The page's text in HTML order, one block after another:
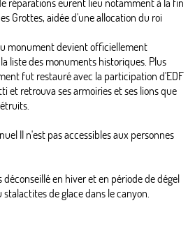
Grottes, aidée d'une allocation du roi
monument devient officiellement
liste des monuments historiques. Plus
fut restauré avec la participation d'EDF
et retrouva ses armoiries et ses lions que
II n'est pas accessibles aux personnes
en hiver et en période de dégel
de glace dans le canyon.